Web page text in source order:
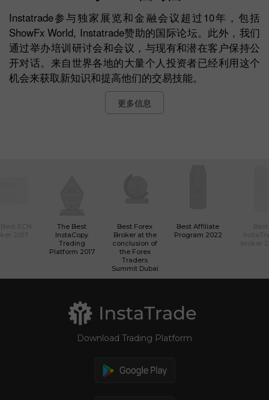
Instatrade参与独家展览和金融会议超过10年，包括
ShowFx World, Instatrade赞助的国际论坛。此外，我们
通过举办培训研讨会和会议，与现有和潜在客户保持公
开对话。来自世界各地的大量个人投资者已经利用这个
机会来获取新知识和提高他们的交易技能。
更多信息
The Best
InstaCopy
Trading
Platform 2017
Best Forex
Broker at the
conclusion of
the Forex
Traders
Summit Dubai
Best Affiliate
Program 2022
Download Trading Platform